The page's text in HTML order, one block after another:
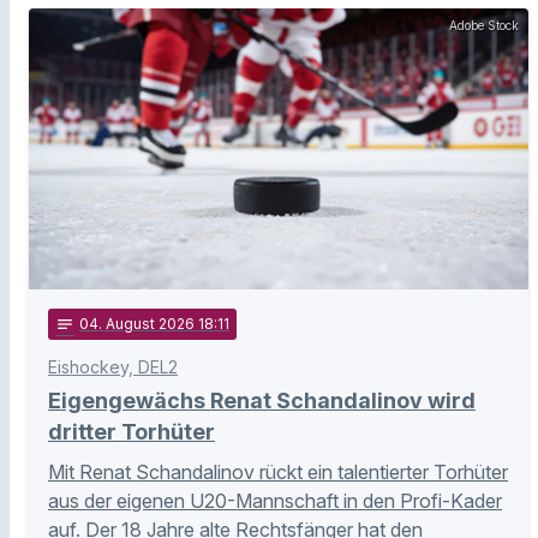
Adobe Stock
notes 04. August 2026 18:11
Eishockey, DEL2
Eigengewächs Renat Schandalinov wird
dritter Torhüter
Mit Renat Schandalinov rückt ein talentierter Torhüter
aus der eigenen U20-Mannschaft in den Profi-Kader
auf. Der 18 Jahre alte Rechtsfänger hat den